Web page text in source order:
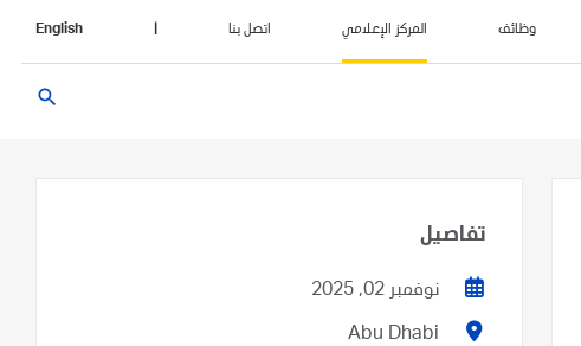
وظائف المركز الإعلامي اتصل بنا English
search
تفاصيل
نوفمبر 02, 2025
Abu Dhabi